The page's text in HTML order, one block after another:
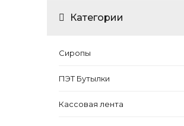
Категории
Сиропы
ПЭТ Бутылки
Кассовая лента